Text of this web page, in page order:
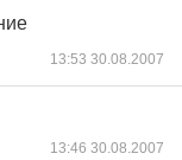
13:53 30.08.2007
13:46 30.08.2007